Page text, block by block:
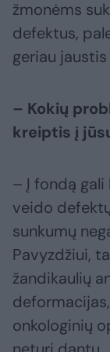
žmonėms
defektus,
geriau
– Kokių
kreiptis į
– Į fondą
veido
sunkumų
Pavyzdžiui,
žandikaulių
onkologinių